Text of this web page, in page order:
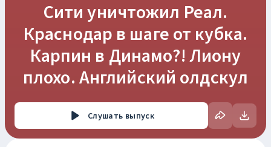
Сити уничтожил Реал.
Краснодар в шаге от кубка.
Карпин в Динамо?! Лиону
плохо. Английский олдскул
Слушать выпуск